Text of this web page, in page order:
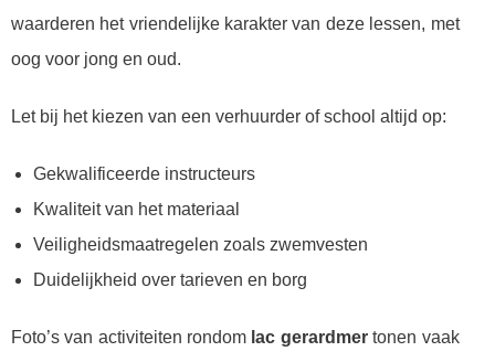
waarderen het vriendelijke karakter van deze lessen, met
oog voor jong en oud.
Let bij het kiezen van een verhuurder of school altijd op:
Gekwalificeerde instructeurs
Kwaliteit van het materiaal
Veiligheidsmaatregelen zoals zwemvesten
Duidelijkheid over tarieven en borg
Foto’s van activiteiten rondom lac gerardmertonen vaak